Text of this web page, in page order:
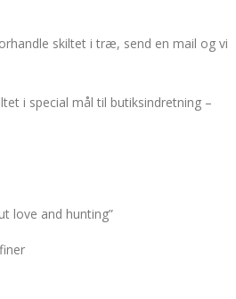
skiltet i træ, send en mail og vi
i special mål til butiksindretning –
love and hunting”